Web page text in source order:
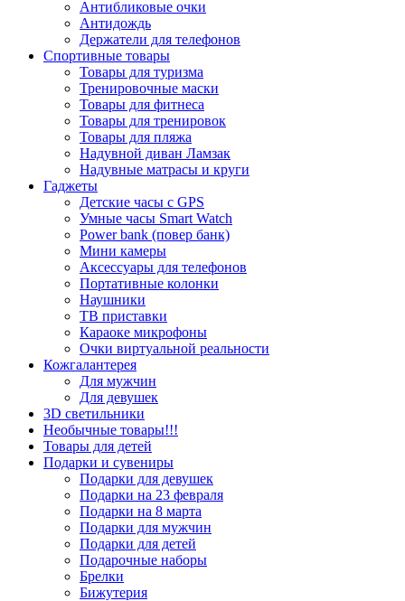
Антибликовые очки
Антидождь
Держатели для телефонов
Спортивные товары
Товары для туризма
Тренировочные маски
Товары для фитнеса
Товары для тренировок
Товары для пляжа
Надувной диван Ламзак
Надувные матрасы и круги
Гаджеты
Детские часы с GPS
Умные часы Smart Watch
Power bank (повер банк)
Мини камеры
Аксессуары для телефонов
Портативные колонки
Наушники
ТВ приставки
Караоке микрофоны
Очки виртуальной реальности
Кожгалантерея
Для мужчин
Для девушек
3D светильники
Необычные товары!!!
Товары для детей
Подарки и сувениры
Подарки для девушек
Подарки на 23 февраля
Подарки на 8 марта
Подарки для мужчин
Подарки для детей
Подарочные наборы
Брелки
Бижутерия